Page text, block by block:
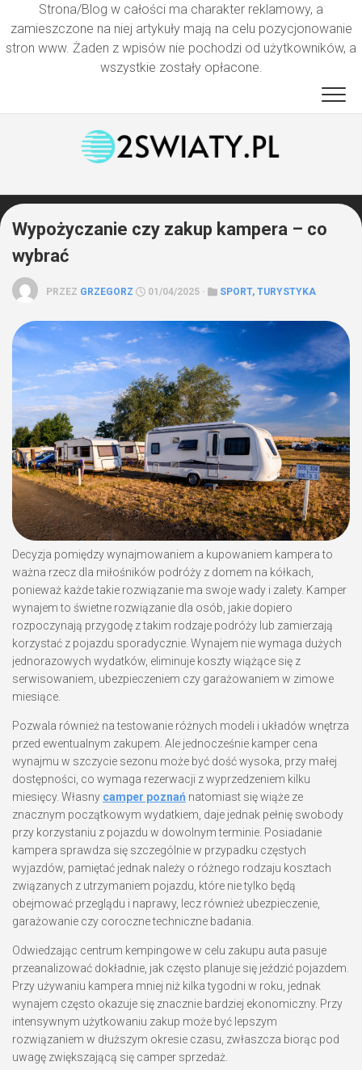
Strona/Blog w całości ma charakter reklamowy, a
zamieszczone na niej artykuły mają na celu pozycjonowanie
stron www. Żaden z wpisów nie pochodzi od użytkowników, a
wszystkie zostały opłacone.
Wypożyczanie czy zakup kampera – co
wybrać
PRZEZ GRZEGORZ 01/04/2025 · SPORT, TURYSTYKA
Decyzja pomiędzy wynajmowaniem a kupowaniem kampera to
ważna rzecz dla miłośników podróży z domem na kółkach,
ponieważ każde takie rozwiązanie ma swoje wady i zalety. Kamper
wynajem to świetne rozwiązanie dla osób, jakie dopiero
rozpoczynają przygodę z takim rodzaje podróży lub zamierzają
korzystać z pojazdu sporadycznie. Wynajem nie wymaga dużych
jednorazowych wydatków, eliminuje koszty wiążące się z
serwisowaniem, ubezpieczeniem czy garażowaniem w zimowe
miesiące.
Pozwala również na testowanie różnych modeli i układów wnętrza
przed ewentualnym zakupem. Ale jednocześnie kamper cena
wynajmu w szczycie sezonu może być dość wysoka, przy małej
dostępności, co wymaga rezerwacji z wyprzedzeniem kilku
miesięcy. Własny camper poznań natomiast się wiąże ze
znacznym początkowym wydatkiem, daje jednak pełnię swobody
przy korzystaniu z pojazdu w dowolnym terminie. Posiadanie
kampera sprawdza się szczególnie w przypadku częstych
wyjazdów, pamiętać jednak należy o różnego rodzaju kosztach
związanych z utrzymaniem pojazdu, które nie tylko będą
obejmować przeglądu i naprawy, lecz również ubezpieczenie,
garażowanie czy coroczne techniczne badania.
Odwiedzając centrum kempingowe w celu zakupu auta pasuje
przeanalizować dokładnie, jak często planuje się jeździć pojazdem.
Przy używaniu kampera mniej niż kilka tygodni w roku, jednak
wynajem często okazuje się znacznie bardziej ekonomiczny. Przy
intensywnym użytkowaniu zakup może być lepszym
rozwiązaniem w dłuższym okresie czasu, zwłaszcza biorąc pod
uwagę zwiększającą się camper sprzedaż.